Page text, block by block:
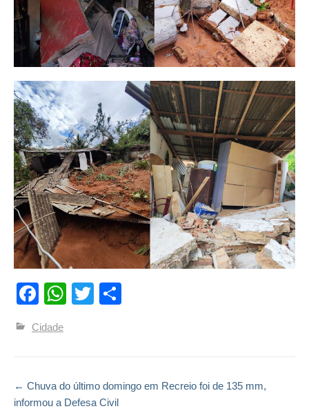
Facebook
WhatsApp
Twitter
Cidade
Post navigation
← Chuva do último domingo em Recreio foi de 135 mm,
informou a Defesa Civil